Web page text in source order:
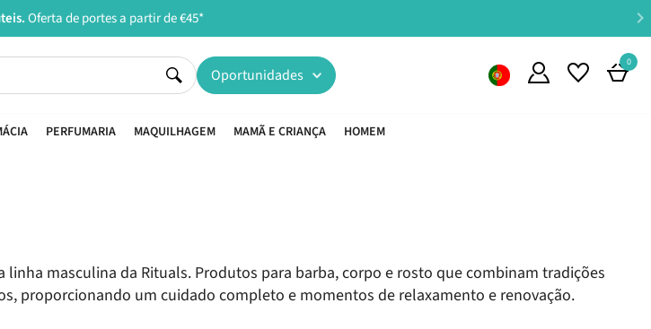
Oferta de portes a partir de €45*
Oportunidades
0
PERFUMARIA MAQUILHAGEM MAMÃ E CRIANÇA HOMEM
linha masculina da Rituals. Produtos para barba, corpo e rosto que combinam tradições
proporcionando um cuidado completo e momentos de relaxamento e renovação.